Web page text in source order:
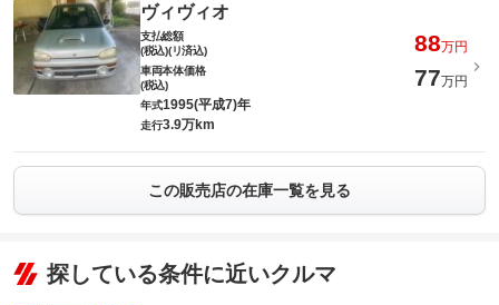
ヴィヴィオ
支払総額
(税込)(リ済込)
88万円
車両本体価格
(税込)
77万円
年式1995(平成7)年
走行3.9万km
この販売店の在庫一覧を見る
探している条件に近いクルマ